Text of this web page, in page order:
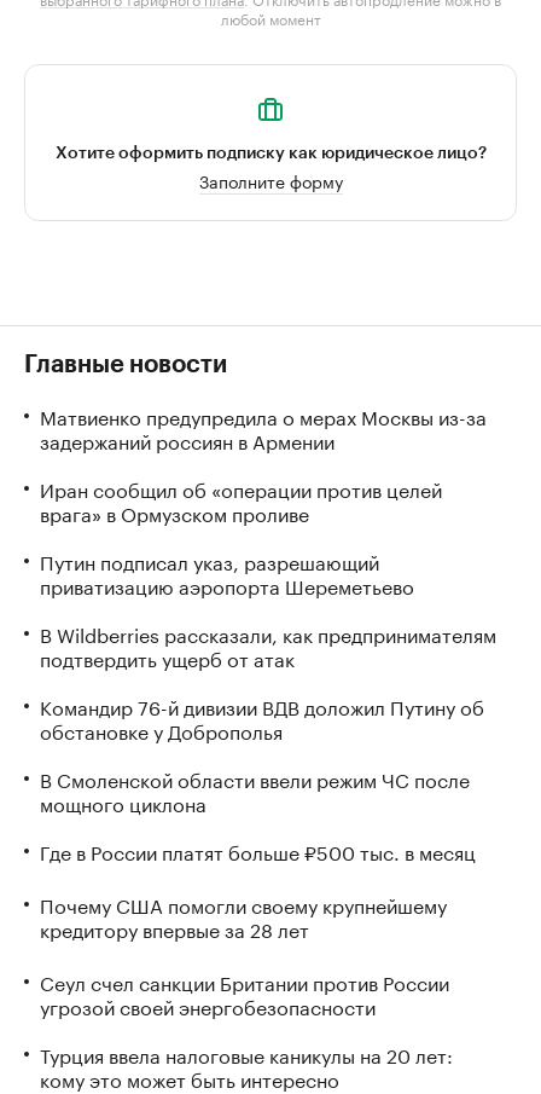
любой момент
Хотите оформить подписку как юридическое лицо?
Заполните форму
Главные новости
Матвиенко предупредила о мерах Москвы из-за
задержаний россиян в Армении
Иран сообщил об «операции против целей
врага» в Ормузском проливе
Путин подписал указ, разрешающий
приватизацию аэропорта Шереметьево
В Wildberries рассказали, как предпринимателям
подтвердить ущерб от атак
Командир 76-й дивизии ВДВ доложил Путину об
обстановке у Доброполья
В Смоленской области ввели режим ЧС после
мощного циклона
Где в России платят больше ₽500 тыс. в месяц
Почему США помогли своему крупнейшему
кредитору впервые за 28 лет
Сеул счел санкции Британии против России
угрозой своей энергобезопасности
Турция ввела налоговые каникулы на 20 лет:
кому это может быть интересно